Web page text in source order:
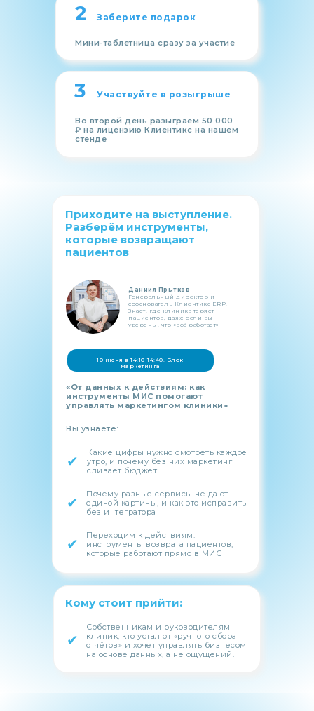
Заберите подарок
Участвуйте в розыгрыше
2
3
Мини-таблетница сразу за участие
Во второй день разыграем 50 000
₽ на лицензию Клиентикс на нашем
стенде
10 июня в 14:10-14:40. Блок
маркетинга
«От данных к действиям: как
инструменты МИС помогают
управлять маркетингом клиники»
Вы узнаете:
Какие цифры нужно смотреть каждое
утро, и почему без них маркетинг
сливает бюджет
Почему разные сервисы не дают
единой картины, и как это исправить
без интегратора
Переходим к действиям:
инструменты возврата пациентов,
которые работают прямо в МИС
Даниил Прытков
Генеральный директор и
сооснователь Клиентикс ERP.
Знает, где клиника теряет
пациентов, даже если вы
уверены, что «всё работает»
✔
✔
✔
Приходите на выступление.
Разберём инструменты,
которые возвращают
пациентов
Кому стоит прийти:
Собственникам и руководителям
клиник, кто устал от «ручного сбора
отчётов» и хочет управлять бизнесом
на основе данных, а не ощущений.
✔